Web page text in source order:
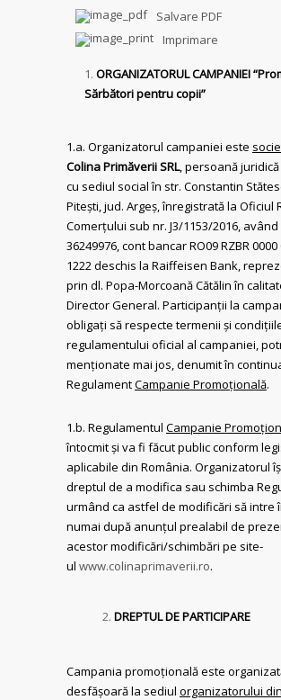
Salvare PDF
Imprimare
ORGANIZATORUL CAMPANIEI
Sărbători pentru copii”
1.a. Organizatorul campaniei este
Colina Primăverii SRL, persoană
cu sediul social în str. Constantin
Pitești, jud. Argeș, înregistrată la Oficiul
Comerțului sub nr. J3/1153/2016,
36249976, cont bancar RO09 RZBR 0000
1222 deschis la Raiffeisen Bank,
prin dl. Popa-Morcoană Cătălin în
Director General. Participanții la
obligați să respecte termenii și
regulamentului oficial al campaniei,
menționate mai jos, denumit în
RegulamentCampanie Promoțională.
1.b. Regulamentul Campanie
întocmit și va fi făcut public conform
aplicabile din România. Organizatorul
dreptul de a modifica sau schimba
urmând ca astfel de modificări să intre
numai după anunțul prealabil de
acestor modificări/schimbări pe site-
ul www.colinaprimaverii.ro.
DREPTUL DE PARTICIPARE
Campania promoțională este
desfășoară la sediul organizatorului